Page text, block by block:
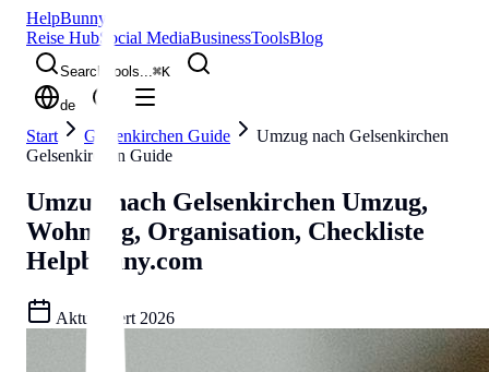
HelpBunny
Reise HubSocial MediaBusinessToolsBlog
Search tools...⌘K
de
Start Gelsenkirchen Guide
Umzug nach Gelsenkirchen
Gelsenkirchen Guide
Umzug nach Gelsenkirchen Umzug,
Wohnung, Organisation, Checkliste
Helpbunny.com
Aktualisiert 2026